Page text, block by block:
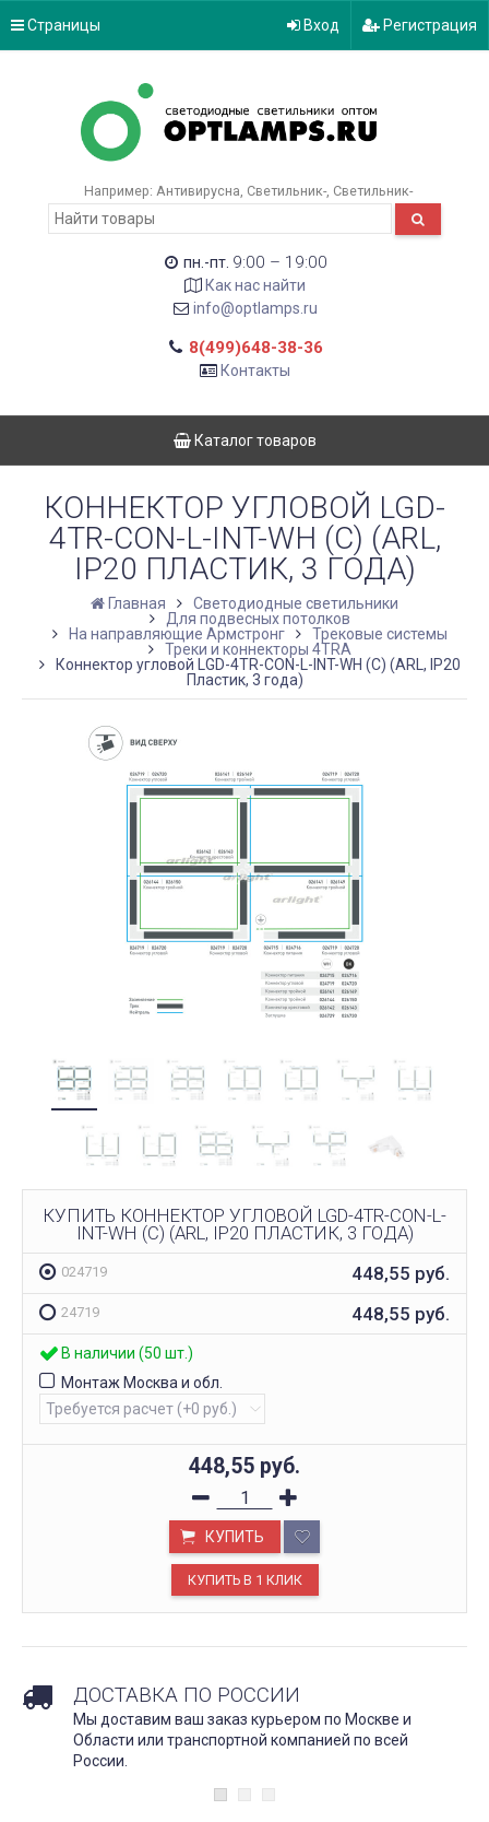
Страницы Вход Регистрация
Например: Антивирусна Светильник- Светильник-
пн.-пт. 9:00 – 19:00
Как нас найти
info@optlamps.ru
8(499)648-38-36
Контакты
Каталог товаров
КОННЕКТОР УГЛОВОЙ LGD-
4TR-CON-L-INT-WH (C) (ARL,
IP20 ПЛАСТИК, 3 ГОДА)
Главная
Светодиодные светильники
Для подвесных потолков
На направляющие Армстронг
Трековые системы
Треки и коннекторы 4TRA
Коннектор угловой LGD-4TR-CON-L-INT-WH (C) (ARL, IP20
Пластик, 3 года)
КУПИТЬ КОННЕКТОР УГЛОВОЙ LGD-4TR-CON-L-
INT-WH (C) (ARL, IP20 ПЛАСТИК, 3 ГОДА)
024719 448,55 руб.
24719 448,55 руб.
В наличии (50 шт.)
Монтаж Москва и обл.
448,55 руб.
КУПИТЬ
ДОСТАВКА ПО РОССИИ
Мы доставим ваш заказ курьером по Москве и
Области или транспортной компанией по всей
России.